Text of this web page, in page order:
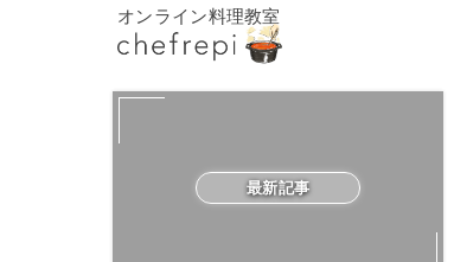
オンライン料理教室
最新記事